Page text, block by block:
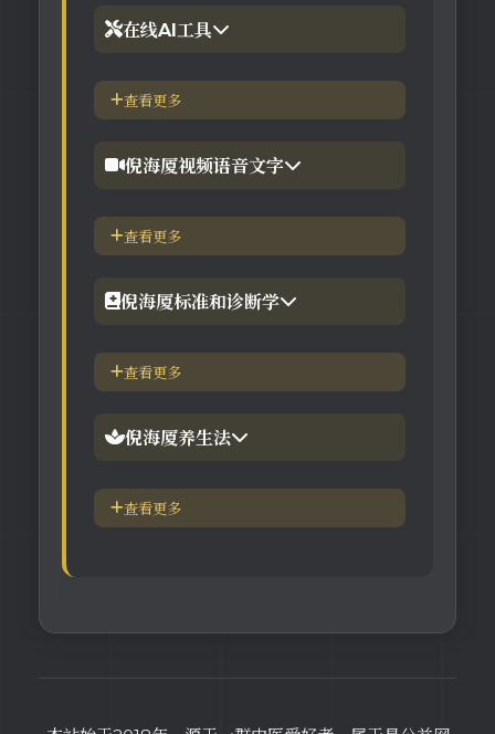
在线AI工具
【工具】紫微斗数命理分析
查看更多
倪海厦视频语音文字
【视频】倪海厦-针灸大成
查看更多
倪海厦标准和诊断学
倪海厦简介-传奇人生
查看更多
倪海厦养生法
五脏逼毒法和易筋经
查看更多